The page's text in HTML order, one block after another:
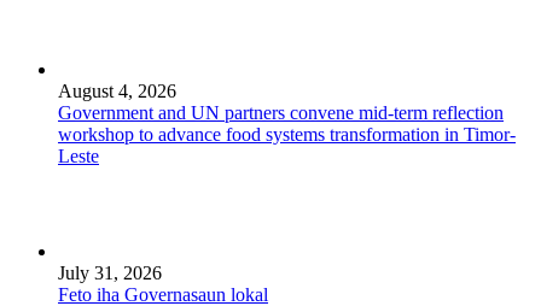
August 4, 2026
Government and UN partners convene mid-term reflection
workshop to advance food systems transformation in Timor-
Leste
July 31, 2026
Feto iha Governasaun lokal